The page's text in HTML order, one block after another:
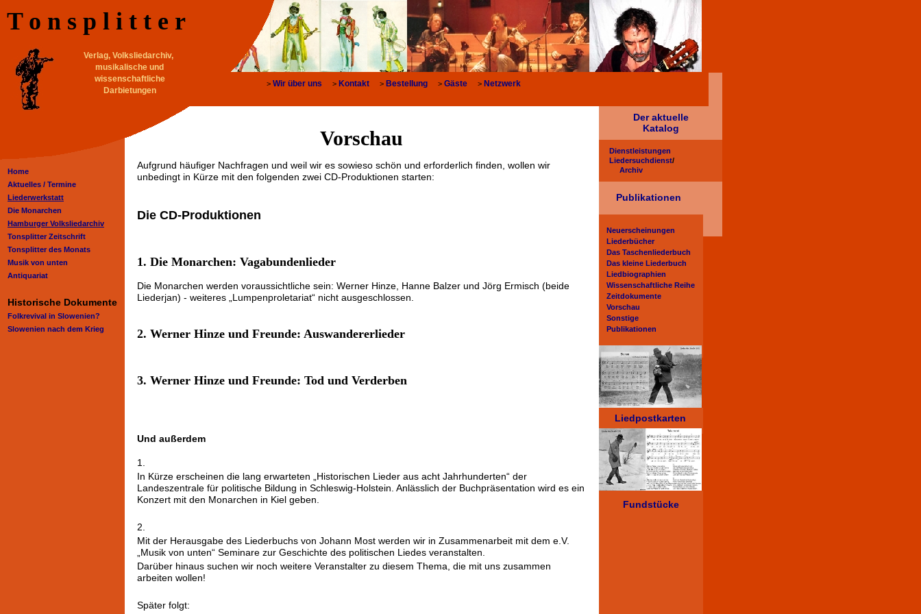
Vorschau
Aufgrund häufiger Nachfragen und weil wir es sowieso schön und erforderlich finden, wollen wir
unbedingt in Kürze mit den folgenden zwei CD-Produktionen starten:
Die CD-Produktionen
1. Die Monarchen: Vagabundenlieder
Die Monarchen werden voraussichtliche sein: Werner Hinze, Hanne Balzer und Jörg Ermisch (beide
Liederjan) - weiteres „Lumpenproletariat“ nicht ausgeschlossen.
2. Werner Hinze und Freunde: Auswandererlieder
3. Werner Hinze und Freunde: Tod und Verderben
Und außerdem
1.
In Kürze erscheinen die lang erwarteten „Historischen Lieder aus acht Jahrhunderten“ der
Landeszentrale für politische Bildung in Schleswig-Holstein. Anlässlich der Buchpräsentation wird es ein
Konzert mit den Monarchen in Kiel geben.
2.
Mit der Herausgabe des Liederbuchs von Johann Most werden wir in Zusammenarbeit mit dem e.V.
„Musik von unten“ Seminare zur Geschichte des politischen Liedes veranstalten.
Darüber hinaus suchen wir noch weitere Veranstalter zu diesem Thema, die mit uns zusammen
arbeiten wollen!
Später folgt:
Der aktuelle
Katalog
Dienstleistungen
Liedersuchdienst/
Archiv
Publikationen
Neuerscheinungen
Liederbücher
Das Taschenliederbuch
Das kleine Liederbuch
Liedbiographien
Wissenschaftliche Reihe
Zeitdokumente
Vorschau
Sonstige
Publikationen
Liedpostkarten
Fundstücke
> Wir über uns > Kontakt > Bestellung > Gäste > Netzwerk
Home
Aktuelles / Termine
Liederwerkstatt
Die Monarchen
Hamburger Volksliedarchiv
Tonsplitter Zeitschrift
Tonsplitter des Monats
Musik von unten
Antiquariat
Historische Dokumente
Folkrevival in Slowenien?
Slowenien nach dem Krieg
T o n s p l i t t e r
Verlag, Volksliedarchiv,
musikalische und
wissenschaftliche
Darbietungen